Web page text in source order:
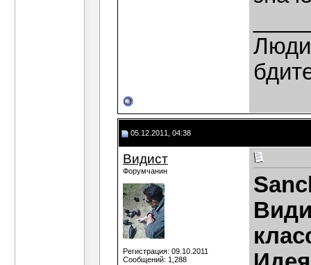
05.12.2011, 04:38
Видист
Форумчанин
Регистрация: 09.10.2011
Сообщений: 1,288